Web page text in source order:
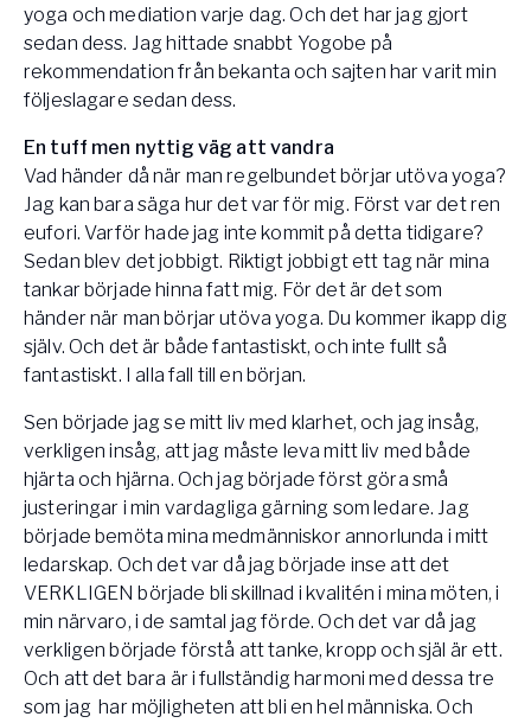
yoga och mediation varje dag. Och det har jag gjort
sedan dess. Jag hittade snabbt Yogobe på
rekommendation från bekanta och sajten har varit min
följeslagare sedan dess.
En tuff men nyttig väg att vandra
Vad händer då när man regelbundet börjar utöva yoga?
Jag kan bara säga hur det var för mig. Först var det ren
eufori. Varför hade jag inte kommit på detta tidigare?
Sedan blev det jobbigt. Riktigt jobbigt ett tag när mina
tankar började hinna fatt mig. För det är det som
händer när man börjar utöva yoga. Du kommer ikapp dig
själv. Och det är både fantastiskt, och inte fullt så
fantastiskt. I alla fall till en början.
Sen började jag se mitt liv med klarhet, och jag insåg,
verkligen insåg, att jag måste leva mitt liv med både
hjärta och hjärna. Och jag började först göra små
justeringar i min vardagliga gärning som ledare. Jag
började bemöta mina medmänniskor annorlunda i mitt
ledarskap. Och det var då jag började inse att det
VERKLIGEN började bli skillnad i kvalitén i mina möten, i
min närvaro, i de samtal jag förde. Och det var då jag
verkligen började förstå att tanke, kropp och själ är ett.
Och att det bara är i fullständig harmoni med dessa tre
som jag har möjligheten att bli en hel människa. Och